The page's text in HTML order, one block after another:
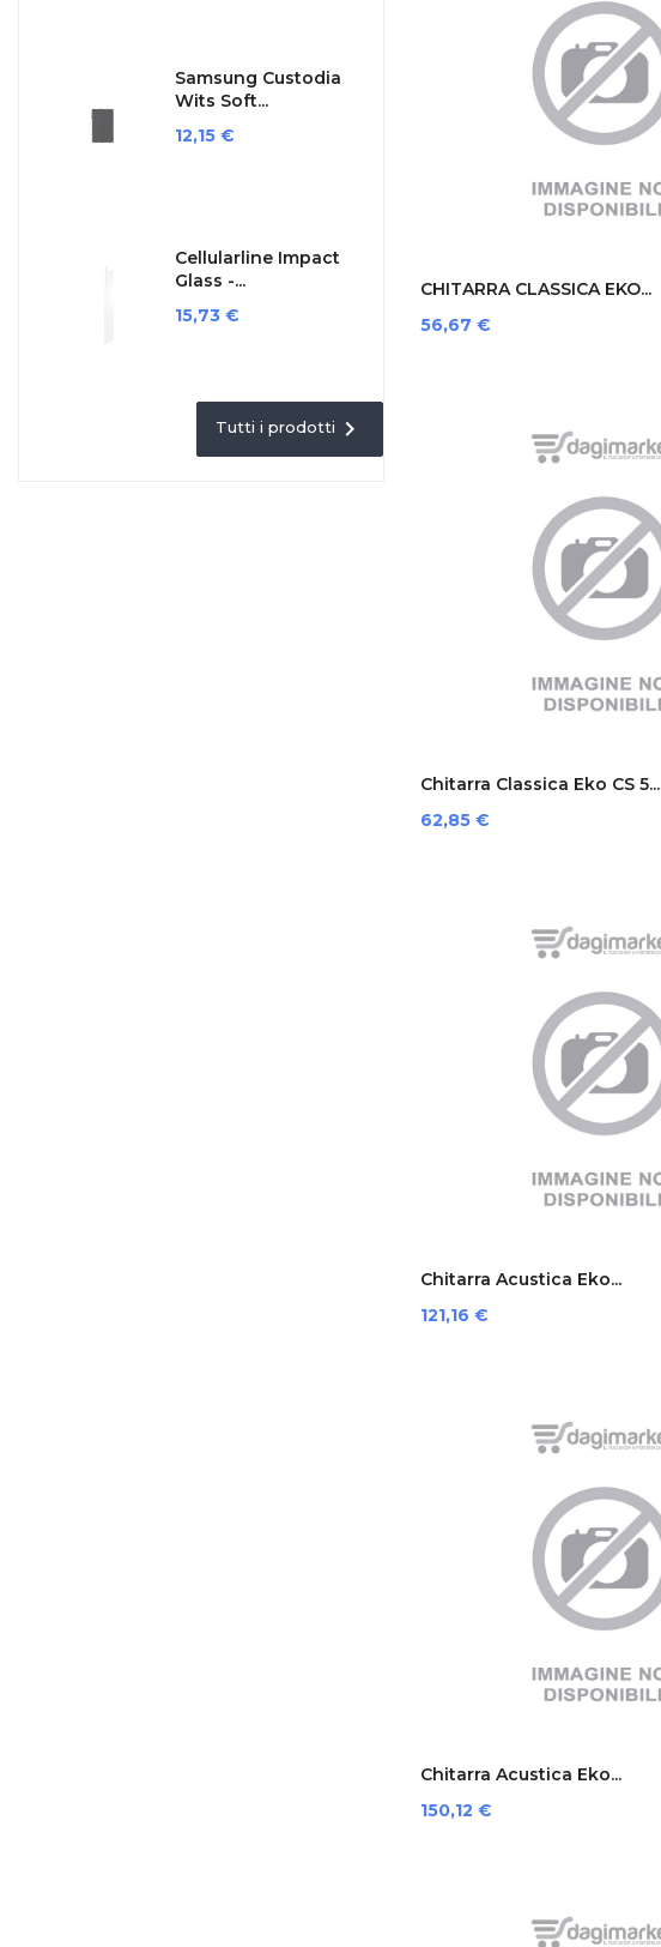
Samsung Custodia
Wits Soft...
Prezzo
12,15 €
Cellularline Impact
Glass -...
Prezzo
15,73 €
Tutti i prodotti 
CHITARRA CLASSICA EKO...
Prezzo
56,67 €
Chitarra Classica Eko CS 5...
Prezzo
62,85 €
Chitarra Acustica Eko...
Prezzo
121,16 €
Chitarra Acustica Eko...
Prezzo
150,12 €